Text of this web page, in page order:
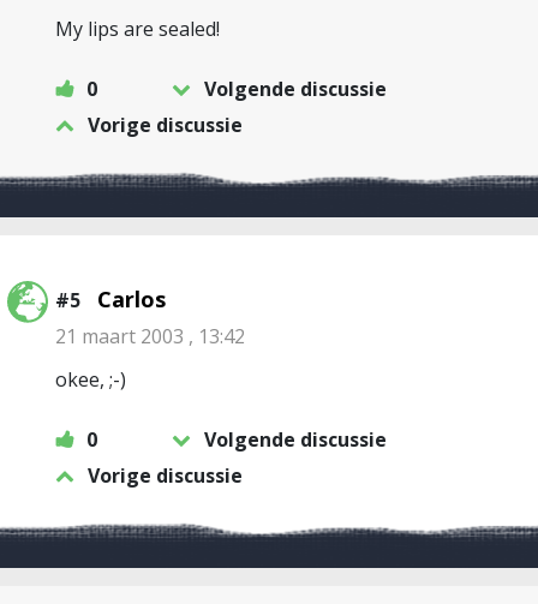
My lips are sealed!
0
Volgende discussie
Vorige discussie
#5 Carlos
21 maart 2003 , 13:42
okee, ;-)
0
Volgende discussie
Vorige discussie